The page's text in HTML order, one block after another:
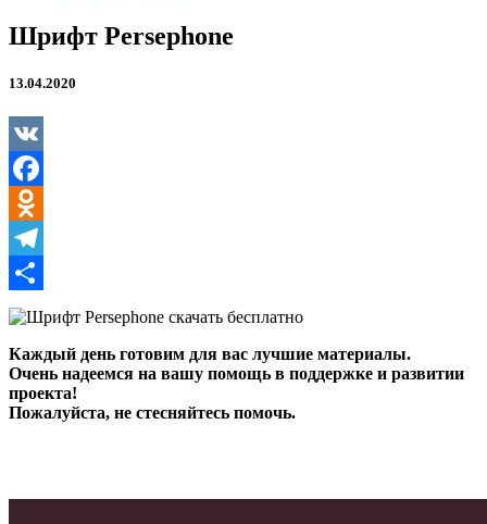
Шрифт
Persephone
Шрифт Persephone
13.04.2020
VK
Facebook
Odnoklassniki
Telegram
Отправить
Каждый день готовим для вас лучшие материалы.
Очень надеемся на вашу помощь в поддержке и развитии
проекта!
Пожалуйста, не стесняйтесь помочь.